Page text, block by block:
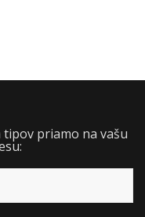
priamo na vašu